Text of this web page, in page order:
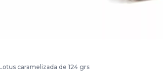
caramelizada de 124 grs